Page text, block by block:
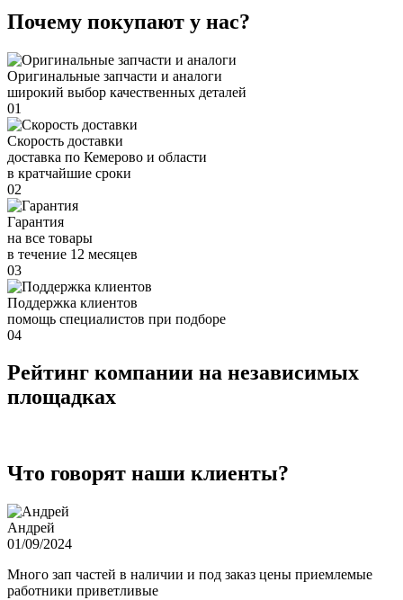
Почему покупают у нас?
Оригинальные запчасти и аналоги
широкий выбор качественных деталей
01
Скорость доставки
доставка по Кемерово и области
в кратчайшие сроки
02
Гарантия
на все товары
в течение 12 месяцев
03
Поддержка клиентов
помощь специалистов при подборе
04
Рейтинг компании на независимых
площадках
Что говорят наши клиенты?
Андрей
01/09/2024
Много зап частей в наличии и под заказ цены приемлемые
работники приветливые